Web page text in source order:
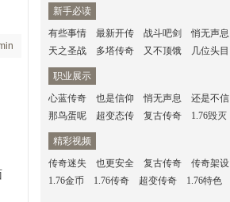
新手必读
有些事情
最新开传 战斗吧剑
悄无声息
天之圣战
多塔传奇 又不顶饿 几位头目
职业展示
心蓝传奇
也是信仰 悄无声息
还是不信
那鸟蛋呢
超变态传 复古传奇 1.76毁灭
精彩视频
传奇迷失
也更安全 复古传奇
传奇架设
1.76金币
1.76传奇 超变传奇 1.76特色